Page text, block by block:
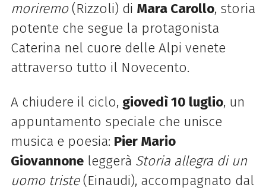
moriremo (Rizzoli) di Mara Carollo, storia
potente che segue la protagonista
Caterina nel cuore delle Alpi venete
attraverso tutto il Novecento.
A chiudere il ciclo, giovedì 10 luglio, un
appuntamento speciale che unisce
musica e poesia: Pier Mario
Giovannone leggerà Storia allegra di un
uomo triste (Einaudi), accompagnato dal